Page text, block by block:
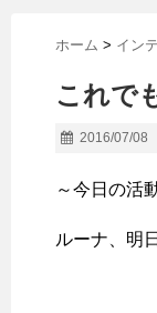
ホーム > イン
これで
2016/07/08
～今日の活
ルーナ、明